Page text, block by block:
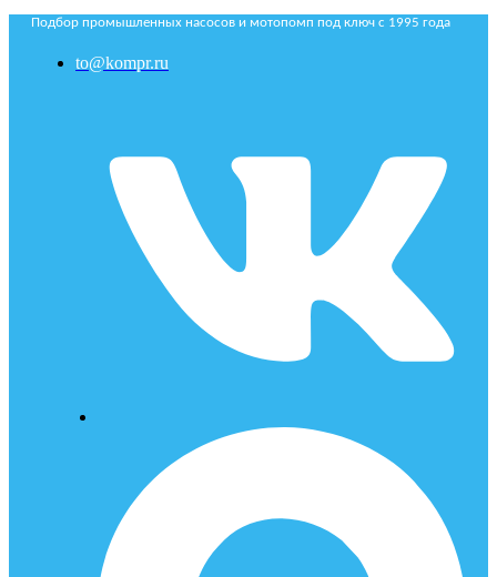
Подбор промышленных насосов и мотопомп под ключ с 1995 года
to@kompr.ru